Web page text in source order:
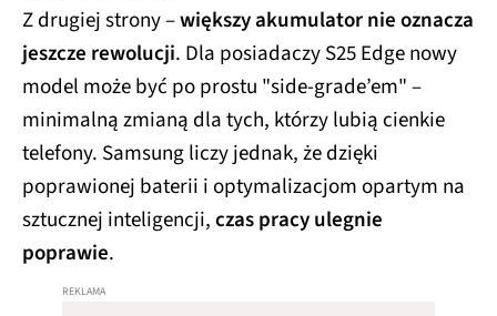
Z drugiej strony –większy akumulator nie oznacza
jeszcze rewolucji. Dla posiadaczy S25 Edge nowy
model może być po prostu "side-grade’em" –
minimalną zmianą dla tych, którzy lubią cienkie
telefony. Samsung liczy jednak, że dzięki
poprawionej baterii i optymalizacjom opartym na
sztucznej inteligencji, czas pracy ulegnie
poprawie.